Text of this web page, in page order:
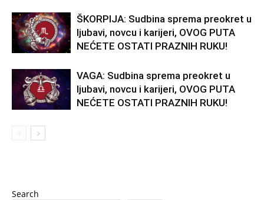
ŠKORPIJA: Sudbina sprema preokret u
ljubavi, novcu i karijeri, OVOG PUTA
NEĆETE OSTATI PRAZNIH RUKU!
VAGA: Sudbina sprema preokret u
ljubavi, novcu i karijeri, OVOG PUTA
NEĆETE OSTATI PRAZNIH RUKU!
Search